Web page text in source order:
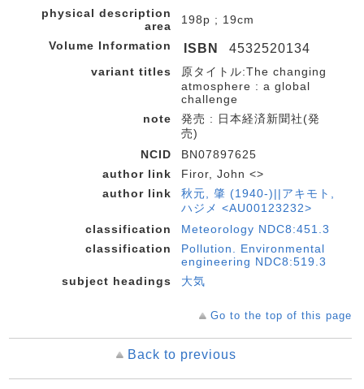
physical description
area
198p ; 19cm
Volume Information
ISBN 4532520134
variant titles
原タイトル:The changing
atmosphere : a global
challenge
note
発売 : 日本経済新聞社(発
売)
NCID
BN07897625
author link
Firor, John <>
author link
秋元, 肇 (1940-)||アキモト,
ハジメ <AU00123232>
classification
Meteorology NDC8:451.3
classification
Pollution. Environmental
engineering NDC8:519.3
subject headings
大気
Go to the top of this page
Back to previous